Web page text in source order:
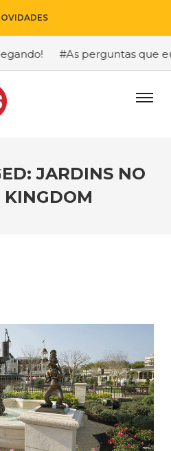
#As perguntas que
JARDINS NO
KINGDOM